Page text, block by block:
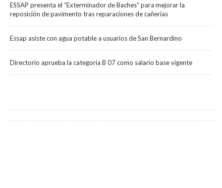
ESSAP presenta el “Exterminador de Baches” para mejorar la
reposición de pavimento tras reparaciones de cañerías
Essap asiste con agua potable a usuarios de San Bernardino
Directorio aprueba la categoría B 07 como salario base vigente